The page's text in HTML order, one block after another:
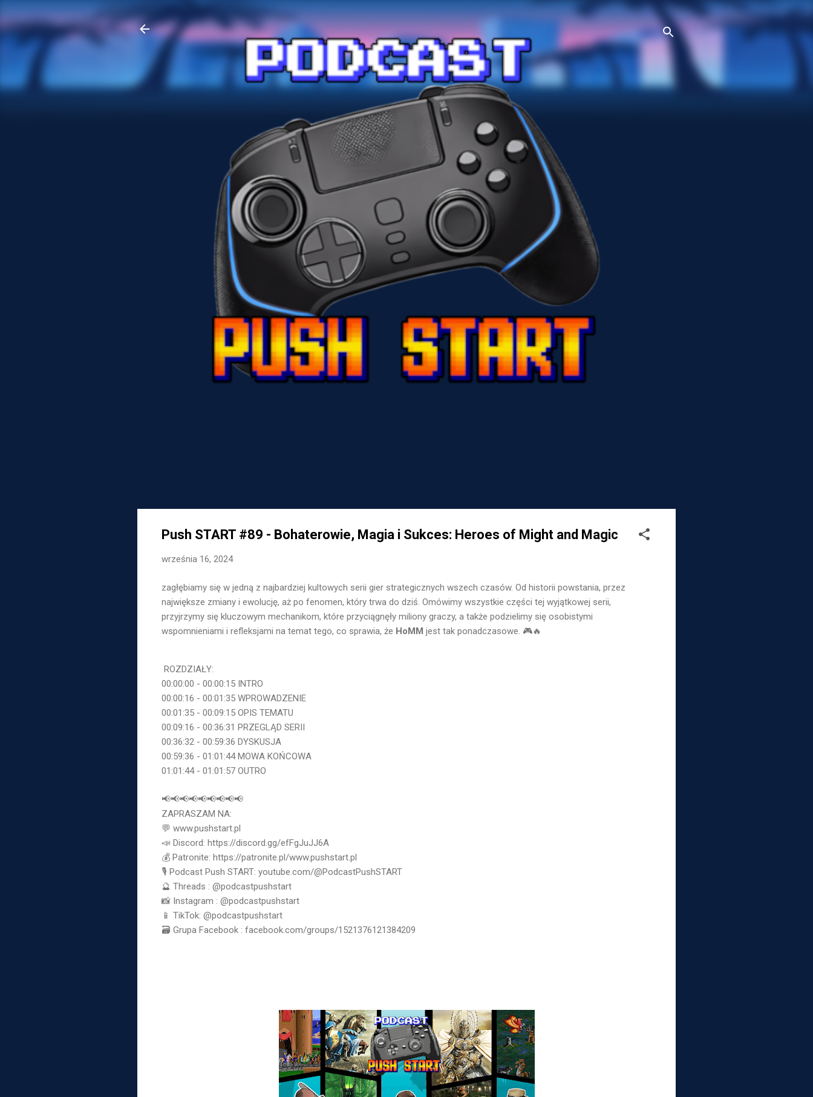
Przejdź do głównej zawartości
Push START #89 - Bohaterowie, Magia i Sukces: Heroes of Might and Magic
września 16, 2024
zagłębiamy się w jedną z najbardziej kultowych serii gier strategicznych wszech czasów. Od historii powstania, przez
największe zmiany i ewolucję, aż po fenomen, który trwa do dziś. Omówimy wszystkie części tej wyjątkowej serii,
przyjrzymy się kluczowym mechanikom, które przyciągnęły miliony graczy, a także podzielimy się osobistymi
wspomnieniami i refleksjami na temat tego, co sprawia, że HoMM jest tak ponadczasowe. 🎮🔥
ROZDZIAŁY:
00:00:00 - 00:00:15 INTRO
00:00:16 - 00:01:35 WPROWADZENIE
00:01:35 - 00:09:15 OPIS TEMATU
00:09:16 - 00:36:31 PRZEGLĄD SERII
00:36:32 - 00:59:36 DYSKUSJA
00:59:36 - 01:01:44 MOWA KOŃCOWA
01:01:44 - 01:01:57 OUTRO
📢📢📢📢📢📢📢📢📢
ZAPRASZAM NA:
💬 www.pushstart.pl
📣 Discord: https://discord.gg/efFgJuJJ6A
💰 Patronite: https://patronite.pl/www.pushstart.pl
🎙 Podcast Push START: youtube.com/@PodcastPushSTART
🔮 Threads : @podcastpushstart
📸 Instagram : @podcastpushstart
📱 TikTok: @podcastpushstart
🗃 Grupa Facebook : facebook.com/groups/1521376121384209